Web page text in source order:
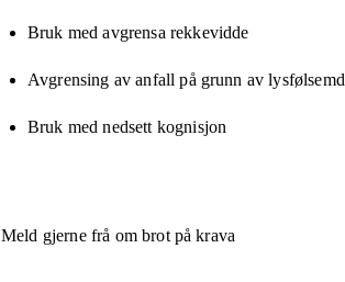
Bruk med avgrensa rekkevidde
Avgrensing av anfall på grunn av lysfølsemd
Bruk med nedsett kognisjon
Meld gjerne frå om brot på krava